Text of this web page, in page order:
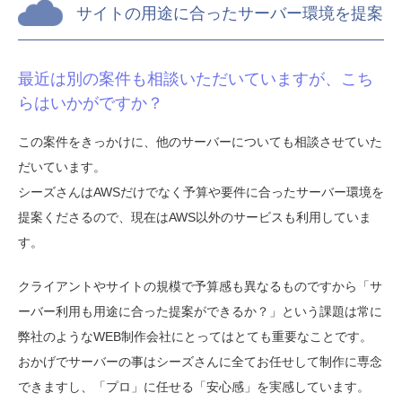
サイトの用途に合ったサーバー環境を提案
最近は別の案件も相談いただいていますが、こち
らはいかがですか？
この案件をきっかけに、他のサーバーについても相談させていた
だいています。
シーズさんはAWSだけでなく予算や要件に合ったサーバー環境を
提案くださるので、現在はAWS以外のサービスも利用していま
す。
クライアントやサイトの規模で予算感も異なるものですから「サ
ーバー利用も用途に合った提案ができるか？」という課題は常に
弊社のようなWEB制作会社にとってはとても重要なことです。
おかげでサーバーの事はシーズさんに全てお任せして制作に専念
できますし、「プロ」に任せる「安心感」を実感しています。